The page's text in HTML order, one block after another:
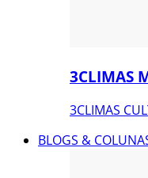
3CLIMAS
3CLIMAS
BLOGS &